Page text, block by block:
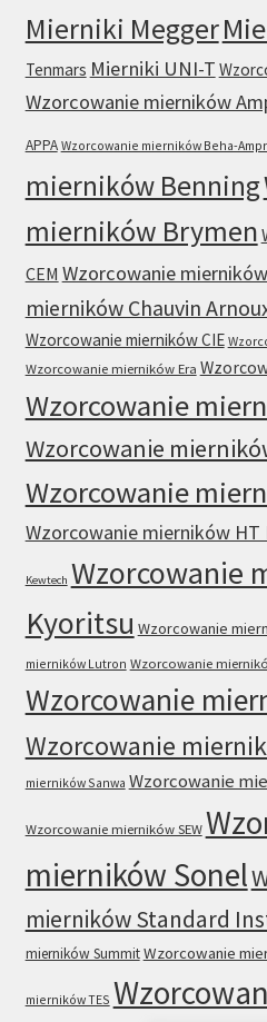
Mierniki Megger
Tenmars Mierniki UNI-T
Wzorcowanie mierników
APPA Wzorcowanie mierników Beha-
mierników Benning
mierników Brymen
CEM Wzorcowanie
mierników Chauvin
Wzorcowanie mierników CIE
Wzorcowanie mierników Era
Wzorcowanie
Wzorcowanie
Wzorcowanie
Wzorcowanie mierników HT
Kewtech Wzorcowanie
Kyoritsu Wzorcowanie
mierników Lutron Wzorcowanie
Wzorcowanie
Wzorcowanie
mierników Sanwa Wzorcowanie
Wzorcowanie mierników SEW
mierników Sonel
mierników Standard
mierników SummitWzorcowanie
mierników TES